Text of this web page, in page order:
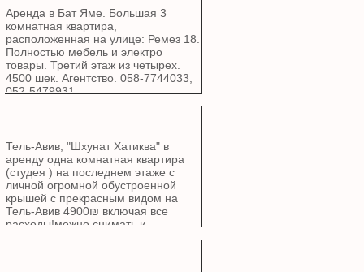
многое другое. Срочное вселение.
Агентство. Цена: 8000 шекелей в
месяц, включая все платежи.
Аренда в Бат Яме. Большая 3
комнатная квартира,
расположенная на улице: Ремез 18.
Полностью мебель и электро
товары. Третий этаж из четырех.
4500 шек. Агентство. 058-7744033,
052-5479931.
Тель-Авив, "Шхунат Хатиква" в
аренду одна комнатная квартира
(студея ) на последнем этаже с
личной огромной обустроенной
крышей с прекрасным видом на
Тель-Авив 4900₪ включая все
расходы!можно снимать и